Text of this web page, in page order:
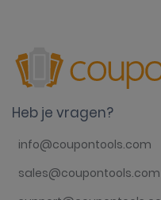
Heb je vragen?
info@coupontools.com
sales@coupontools.com